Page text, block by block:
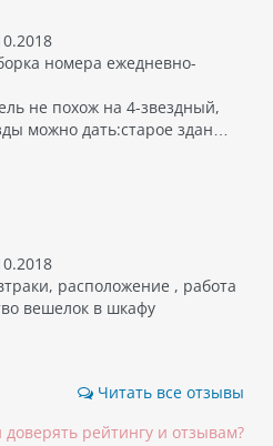
номера ежедневно-
не похож на 4-звездный,
можно дать:старое здан…
расположение , работа
вешелок в шкафу
Читать все отзывы
рейтингу и отзывам?